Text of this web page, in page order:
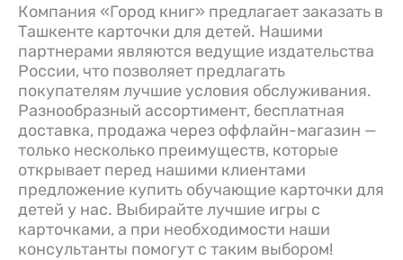
Компания «Город книг» предлагает заказать в
Ташкенте карточки для детей. Нашими
партнерами являются ведущие издательства
России, что позволяет предлагать
покупателям лучшие условия обслуживания.
Разнообразный ассортимент, бесплатная
доставка, продажа через оффлайн-магазин —
только несколько преимуществ, которые
открывает перед нашими клиентами
предложение купить обучающие карточки для
детей у нас. Выбирайте лучшие игры с
карточками, а при необходимости наши
консультанты помогут с таким выбором!